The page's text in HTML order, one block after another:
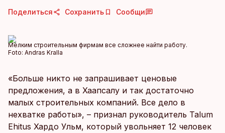
Поделиться Сохранить Сообщи
Мелким строительным фирмам все сложнее найти работу.
Foto: Andras Kralla
«Больше никто не запрашивает ценовые
предложения, а в Хаапсалу и так достаточно
малых строительных компаний. Все дело в
нехватке работы», – признал руководитель Talum
Ehitus Хардо Ульм, который увольняет 12 человек